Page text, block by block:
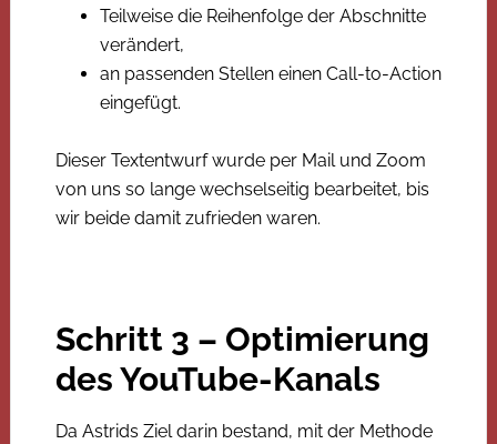
Teilweise die Reihenfolge der Abschnitte
verändert,
an passenden Stellen einen Call-to-Action
eingefügt.
Dieser Textentwurf wurde per Mail und Zoom
von uns so lange wechselseitig bearbeitet, bis
wir beide damit zufrieden waren.
Schritt 3 – Optimierung
des YouTube-Kanals
Da Astrids Ziel darin bestand, mit der Methode